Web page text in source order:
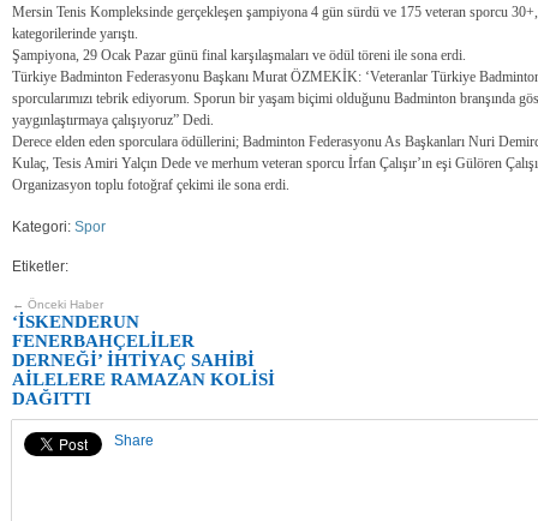
Mersin Tenis Kompleksinde gerçekleşen şampiyona 4 gün sürdü ve 175 veteran sporcu
kategorilerinde yarıştı.
Şampiyona, 29 Ocak Pazar günü final karşılaşmaları ve ödül töreni ile sona erdi.
Türkiye Badminton Federasyonu Başkanı Murat ÖZMEKİK: ‘Veteranlar Türkiye Badminton
sporcularımızı tebrik ediyorum. Sporun bir yaşam biçimi olduğunu Badminton branşında
yaygınlaştırmaya çalışıyoruz” Dedi.
Derece elden eden sporculara ödüllerini; Badminton Federasyonu As Başkanları Nuri
Kulaç, Tesis Amiri Yalçın Dede ve merhum veteran sporcu İrfan Çalışır’ın eşi Gülören
Organizasyon toplu fotoğraf çekimi ile sona erdi.
Kategori: Spor
Etiketler:
← Önceki Haber
‘İSKENDERUN
FENERBAHÇELİLER
DERNEĞİ’ İHTİYAÇ SAHİBİ
AİLELERE RAMAZAN KOLİSİ
DAĞITTI
Share